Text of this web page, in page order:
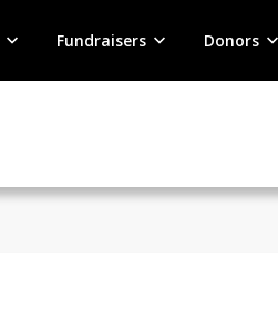
Fundraisers Donors